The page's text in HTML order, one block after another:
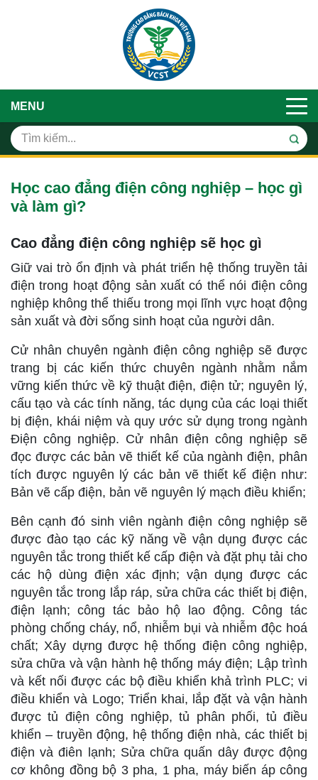
MENU
Học cao đẳng điện công nghiệp – học gì
và làm gì?
Cao đẳng điện công nghiệp sẽ học gì
Giữ vai trò ổn định và phát triển hệ thống truyền tải
điện trong hoạt động sản xuất có thể nói điện công
nghiệp không thể thiếu trong mọi lĩnh vực hoạt động
sản xuất và đời sống sinh hoạt của người dân.
Cử nhân chuyên ngành điện công nghiệp sẽ được
trang bị các kiến thức chuyên ngành nhằm nắm
vững kiến thức về kỹ thuật điện, điện tử; nguyên lý,
cấu tạo và các tính năng, tác dụng của các loại thiết
bị điện, khái niệm và quy ước sử dụng trong ngành
Điện công nghiệp. Cử nhân điện công nghiệp sẽ
đọc được các bản vẽ thiết kế của ngành điện, phân
tích được nguyên lý các bản vẽ thiết kế điện như:
Bản vẽ cấp điện, bản vẽ nguyên lý mạch điều khiển;
Bên cạnh đó sinh viên ngành điện công nghiệp sẽ
được đào tạo các kỹ năng về vận dụng được các
nguyên tắc trong thiết kế cấp điện và đặt phụ tải cho
các hộ dùng điện xác định; vận dụng được các
nguyên tắc trong lắp ráp, sửa chữa các thiết bị điện,
điện lạnh; công tác bảo hộ lao động. Công tác
phòng chống cháy, nổ, nhiễm bụi và nhiễm độc hoá
chất; Xây dựng được hệ thống điện công nghiệp,
sửa chữa và vận hành hệ thống máy điện; Lập trình
và kết nối được các bộ điều khiển khả trình PLC; vi
điều khiển và Logo; Triển khai, lắp đặt và vận hành
được tủ điện công nghiệp, tủ phân phối, tủ điều
khiển – truyền động, hệ thống điện nhà, các thiết bị
điện và điên lạnh; Sửa chữa quấn dây được động
cơ không đồng bộ 3 pha, 1 pha, máy biến áp công